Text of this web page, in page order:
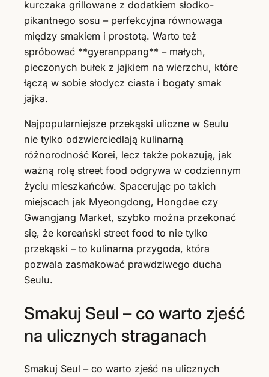
kurczaka grillowane z dodatkiem słodko-
pikantnego sosu – perfekcyjna równowaga
między smakiem i prostotą. Warto też
spróbować **gyeranppang** – małych,
pieczonych bułek z jajkiem na wierzchu, które
łączą w sobie słodycz ciasta i bogaty smak
jajka.
Najpopularniejsze przekąski uliczne w Seulu
nie tylko odzwierciedlają kulinarną
różnorodność Korei, lecz także pokazują, jak
ważną rolę street food odgrywa w codziennym
życiu mieszkańców. Spacerując po takich
miejscach jak Myeongdong, Hongdae czy
Gwangjang Market, szybko można przekonać
się, że koreański street food to nie tylko
przekąski – to kulinarna przygoda, która
pozwala zasmakować prawdziwego ducha
Seulu.
Smakuj Seul – co warto zjeść
na ulicznych straganach
Smakuj Seul – co warto zjeść na ulicznych